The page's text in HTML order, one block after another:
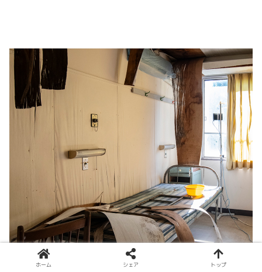
ホーム シェア トップ